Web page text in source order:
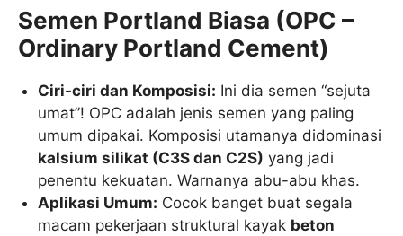
Semen Portland Biasa (OPC –
Ordinary Portland Cement)
Ciri-ciri dan Komposisi: Ini dia semen “sejuta
umat”! OPC adalah jenis semen yang paling
umum dipakai. Komposisi utamanya didominasi
kalsium silikat (C3S dan C2S) yang jadi
penentu kekuatan. Warnanya abu-abu khas.
Aplikasi Umum: Cocok banget buat segala
macam pekerjaan struktural kayak beton